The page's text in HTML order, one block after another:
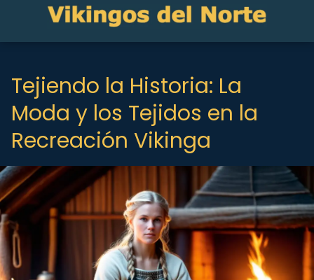
Tejiendo la Historia: La
Moda y los Tejidos en la
Recreación Vikinga